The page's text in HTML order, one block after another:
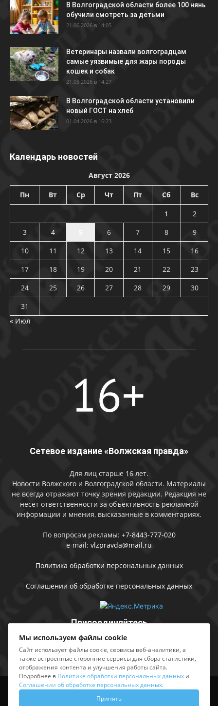
В Волгоградской области более 100 нянь
обучили смотреть за детьми
21.06.2026 в 14:05
Ветеринары назвали волгоградцам
самые уязвимые для жары породы
кошек и собак
21.05.2026 в 14:27
В Волгоградской области установили
новый ГОСТ на хлеб
01.04.2026 в 16:23
Календарь новостей
Август 2026
Пн Вт Ср Чт Пт Сб Вс
1
2
3
4 6 7 8
9
10
11 12 13 14 15
16
17
18 19 20 21 22
23
24
25 26 27 28 29
30
31
« Июл
Сетевое издание «Волжская правда»
Для лиц старше 16 лет.
Новости Волжского и Волгоградской области. Материалы
не всегда отражают точку зрения редакции. Редакция не
несет ответственности за объективность рекламной
информации и мнения, высказанные в комментариях.
По вопросам рекламы: +7-8443-777-020
e-mail: vlzpravda@mail.ru
Политика обработки персональных данных
Соглашении об обработке персональных данных
Присоединяйтесь
Выходные данные Sing in
Мы используем файлы cookie
Сайт использует файлы cookie, сервисы веб-аналитики, а
также встроенные сторонние сервисы для сбора статистики,
отображения контента и улучшения работы сайта.
Подробнее в Политике обработки персональных данных и
Соглашении об обработке персональных данных.
Принять